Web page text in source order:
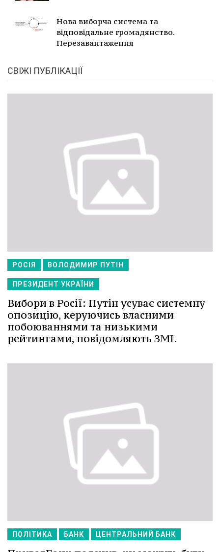
Нова виборча система та
відповідальне громадянство.
Перезавантаження
СВІЖІ ПУБЛІКАЦІЇ
РОСІЯ ВОЛОДИМИР ПУТІН
ПРЕЗИДЕНТ УКРАЇНИ
Вибори в Росії: Путін усуває системну
опозицію, керуючись власними
побоюваннями та низькими
рейтингами, повідомляють ЗМІ.
ПОЛІТИКА БАНК ЦЕНТРАЛЬНИЙ БАНК